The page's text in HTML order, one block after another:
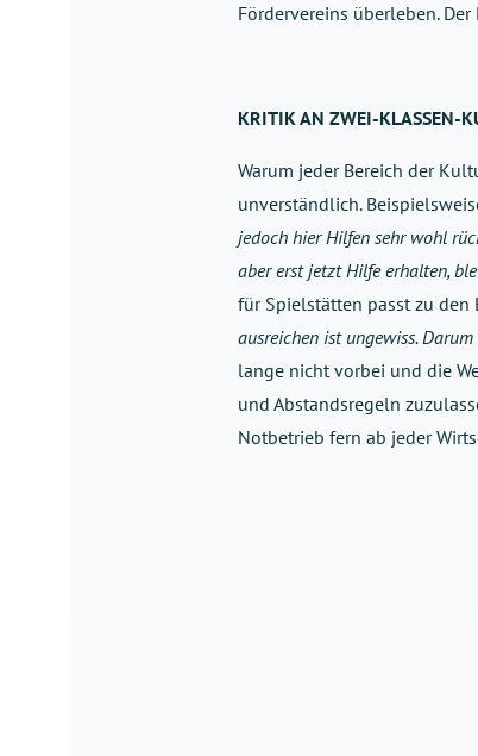
Fördervereins überleben.
KRITIK AN ZWEI-KLASSEN-
Warum jeder Bereich der
unverständlich.
jedoch hier Hilfen sehr wohl
aber erst jetzt Hilfe erhalten,
für Spielstätten passt zu den
ausreichen ist ungewiss.
lange nicht vorbei und die
und Abstandsregeln
Notbetrieb fern ab jeder